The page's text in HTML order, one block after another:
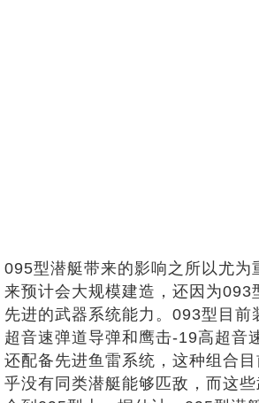
095型潜艇带来的影响之所以尤为
来预计会大规模建造，还因为093
先进的武器系统能力。093型目前
超音速弹道导弹和鹰击-19高超音
还配备先进鱼雷系统，这种组合
乎没有同类潜艇能够匹敌，而这